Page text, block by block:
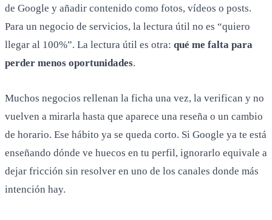
de Google y añadir contenido como fotos, vídeos o posts.
Para un negocio de servicios, la lectura útil no es “quiero
llegar al 100%”. La lectura útil es otra: qué me falta para
perder menos oportunidades.
Muchos negocios rellenan la ficha una vez, la verifican y no
vuelven a mirarla hasta que aparece una reseña o un cambio
de horario. Ese hábito ya se queda corto. Si Google ya te está
enseñando dónde ve huecos en tu perfil, ignorarlo equivale a
dejar fricción sin resolver en uno de los canales donde más
intención hay.